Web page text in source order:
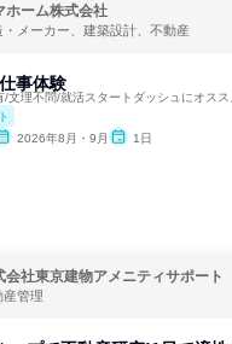
ホーム株式会社
・メーカー、建築設計、不動産
事体験
文理不問/就活スタートダッシュにオスス
2026年8月・9月 1日
会社東京建物アメニティサポート
産管理